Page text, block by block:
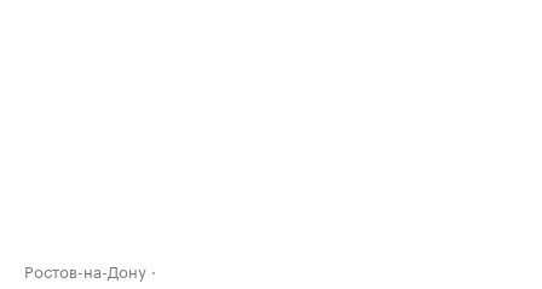
Ростов-на-Дону